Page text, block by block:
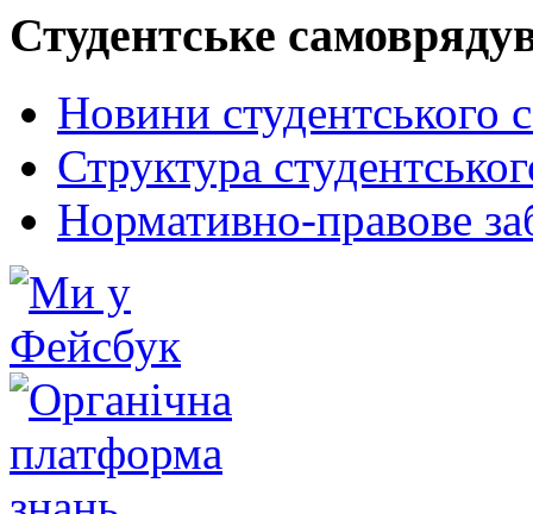
Студентське
Новини студентського
Структура
Нормативно-правове